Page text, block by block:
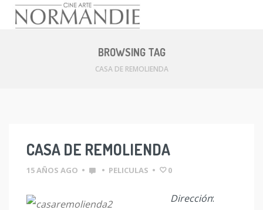
BROWSING TAG
CASA DE REMOLIENDA
CASA DE REMOLIENDA
15 AÑOS AGO • • PELICULAS • 0
Dirección: